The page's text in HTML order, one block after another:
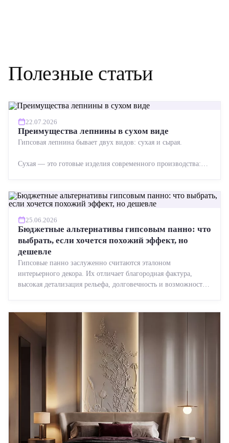
Полезные статьи
22.07.2026
Преимущества лепнины в сухом виде
Гипсовая лепнина бывает двух видов: сухая и сырая.
Сухая — это готовые изделия современного производства:
25.06.2026
Бюджетные альтернативы гипсовым панно: что
выбрать, если хочется похожий эффект, но
дешевле
Гипсовые панно заслуженно считаются эталоном
интерьерного декора. Их отличает благородная фактура,
высокая детализация рельефа, долговечность и возможность